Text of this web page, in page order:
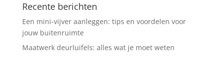
Recente berichten
Een mini-vijver aanleggen: tips en voordelen voor
jouw buitenruimte
Maatwerk deurluifels: alles wat je moet weten